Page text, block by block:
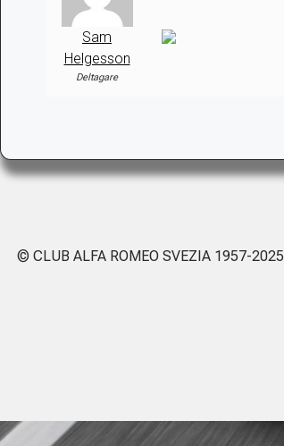
Sam
Helgesson
Deltagare
© CLUB ALFA ROMEO SVEZIA 1957-2025